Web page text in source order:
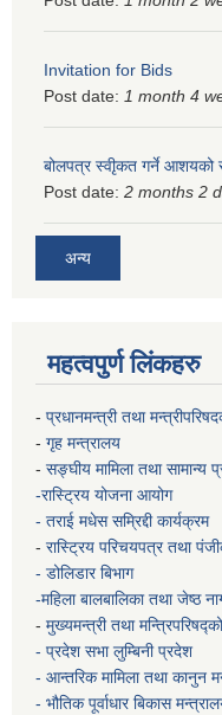
Invitation for Bids
Post date: 1 month 4
बोलपत्र स्वीृकत गर्ने
Post date: 2 months 2
अन्य
महत्वपुर्ण लिंकहरु
- प्रधानमन्त्री तथा
- गृह मन्त्रालय
- सङ्घीय मामिला तथा सामान्य
-रास्ट्रिय योजना आयोग
- तराई मधेस सम्रिद्दी कार्यक्रम
- रास्ट्रिय परिचयपत्र तथा
- डोलिडार बिभाग
-महिला बालबालिका तथा जेष्ठ
- मुख्यमन्त्री तथा
- प्रदेश सभा लुम्बिनी प्रदेश
- आन्तरिक मामिला तथा कानुन
- भौतिक पूर्वाधार बिकास